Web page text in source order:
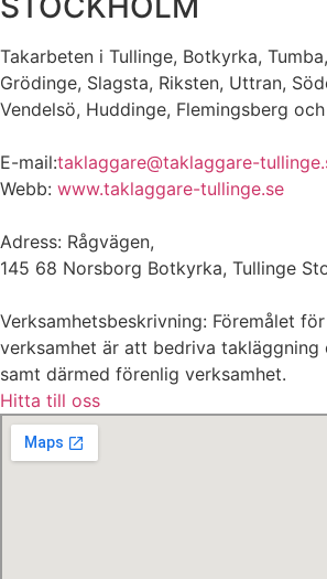
Takarbeten i Tullinge, Botkyrka,
Grödinge, Slagsta, Riksten, Uttran,
Vendelsö, Huddinge, Flemingsberg
E-mail:taklaggare@taklaggare-
Webb: www.taklaggare-tullinge.se
Adress: Rågvägen,
145 68 Norsborg Botkyrka, Tullinge
Verksamhetsbeskrivning: Föremålet
verksamhet är att bedriva takläggning
samt därmed förenlig verksamhet.
Hitta till oss